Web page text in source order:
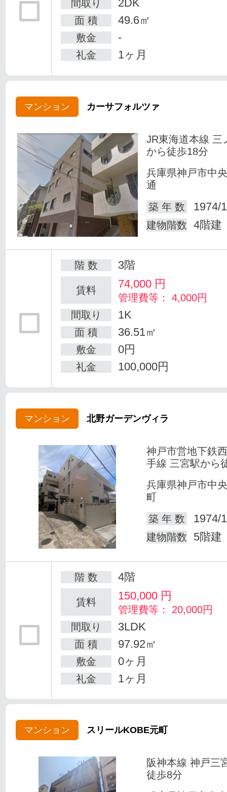
間取り
2DK
面 積 49.6㎡
敷金 -
礼金 1ヶ月
マンション カーサフォルツァ
JR東海道本線 三
から徒歩18分
兵庫県神戸市中
通
築 年 数
1974/
建物階数 4階建
階 数 3階
賃料 74,000 円
管理費等： 4,000円
間取り
1K
面 積 36.51㎡
敷金 0円
礼金 100,000円
マンション 北野ガーデンヴィラ
神戸市営地下鉄
手線 三宮駅から
兵庫県神戸市中
町
築 年 数
1974/
建物階数 5階建
階 数 4階
賃料 150,000 円
管理費等： 20,000円
間取り
3LDK
面 積 97.92㎡
敷金 0ヶ月
礼金 1ヶ月
マンション スリールKOBE元町
阪神本線 神戸三
徒歩8分